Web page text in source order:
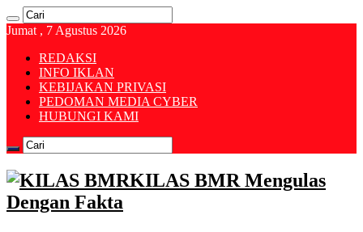
Jumat , 7 Agustus 2026
REDAKSI
INFO IKLAN
KEBIJAKAN PRIVASI
PEDOMAN MEDIA CYBER
HUBUNGI KAMI
KILAS BMR Mengulas
Dengan Fakta